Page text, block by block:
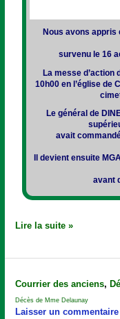
Nous avons appris
survenu le 16
La messe d’action
10h00 en l’église de
Le général de
avait
Il devient ensuite
avant
Lire la suite »
Courrier des anciens,
Décès de Mme Delaunay
Laisser un commentaire
Décès
Mme
Delaunay